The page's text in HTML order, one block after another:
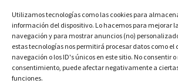
Utilizamos tecnologías como las cookies para
información del dispositivo. Lo hacemos para mejorar
navegación y para mostrar anuncios (no)
estas tecnologías nos permitirá procesar datos como
navegación o los ID's únicos en este sitio. No consentir
consentimiento, puede afectar negativamente a
funciones.
Un estudiante o trabajador con
mediante el programa de becas
un nivel avanzado en uno o dos
un refuerzo y mejoramiento en los